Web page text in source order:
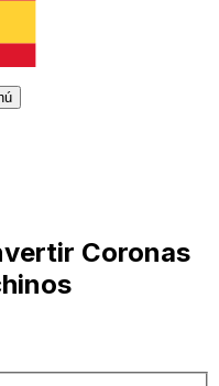
Coronas